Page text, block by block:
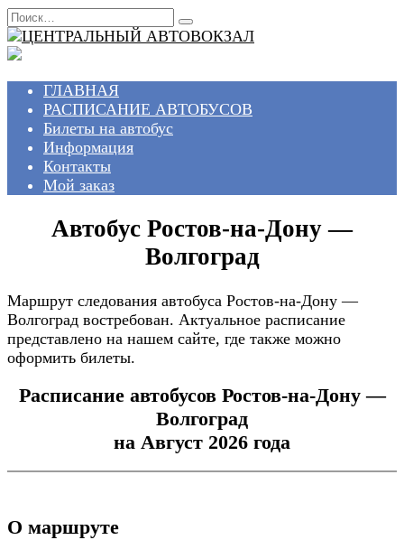
Перейти
к
содержанию
Search
for:
ГЛАВНАЯ
РАСПИСАНИЕ АВТОБУСОВ
Билеты на автобус
Информация
Контакты
Мой заказ
Автобус Ростов-на-Дону —
Волгоград
Маршрут следования автобуса Ростов-на-Дону —
Волгоград востребован. Актуальное расписание
представлено на нашем сайте, где также можно
оформить билеты.
Расписание автобусов Ростов-на-Дону —
Волгоград
на Август 2026 года
О маршруте